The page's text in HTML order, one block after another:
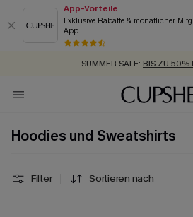
App-Vorteile
Exklusive Rabatte & monatlicher
App
GRATIS MASSBAND MIT JEDEM
SUMMER SALE: BIS ZU 50%
ZUM NEWSLETTER:BIS ZU -20%
KOSTENLOSER VERSAND
Hoodies und Sweatshirts
Filter Sortieren nach